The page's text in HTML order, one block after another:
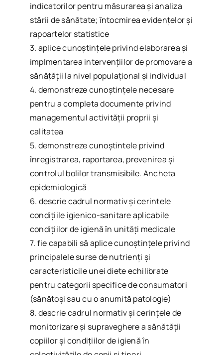
indicatorilor pentru măsurarea și analiza
stării de sănătate; întocmirea evidenţelor și
rapoartelor statistice
3. aplice cunoștințele privind elaborarea și
implmentarea intervențiilor de promovare a
sănățății la nivel populațional și individual
4. demonstreze cunoștințele necesare
pentru a completa documente privind
managementul activității proprii și
calitatea
5. demonstreze cunoștintele privind
înregistrarea, raportarea, prevenirea și
controlul bolilor transmisibile. Ancheta
epidemiologică
6. descrie cadrul normativ și cerintele
condiţiile igienico-sanitare aplicabile
condițiilor de igienă în unități medicale
7. fie capabili să aplice cunoștințele privind
principalele surse de nutrienţi şi
caracteristicile unei diete echilibrate
pentru categorii specifice de consumatori
(sănătoşi sau cu o anumită patologie)
8. descrie cadrul normativ și cerințele de
monitorizare și supraveghere a sănătății
copiilor și condițiilor de igienă în